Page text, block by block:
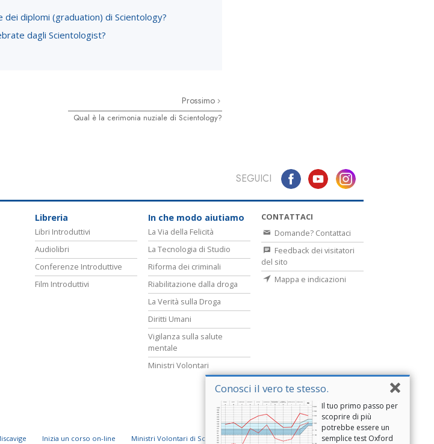
dei diplomi (graduation) di Scientology?
dagli Scientologist?
Prossimo
Qual è la cerimonia nuziale di Scientology?
Conosci il vero te stesso.
Il tuo primo passo per
scoprire di più
potrebbe essere un
semplice test Oxford
SEGUICI
Libreria
Libri Introduttivi
Audiolibri
Conferenze Introduttive
Film Introduttivi
In che modo aiutiamo
La Via della Felicità
La Tecnologia di Studio
Riforma dei criminali
Riabilitazione dalla droga
La Verità sulla Droga
Diritti Umani
Vigilanza sulla salute
mentale
Ministri Volontari
CONTATTACI
Domande? Contattaci
Feedback dei visitatori
del sito
Mappa e indicazioni
Inizia un corso on-line Ministri Volontari di Scientology